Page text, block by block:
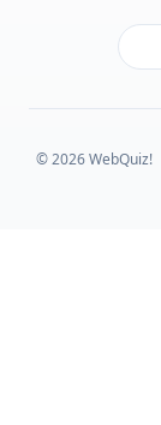
© 2026 WebQuiz!